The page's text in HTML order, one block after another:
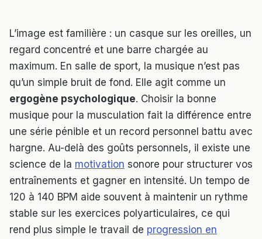
L’image est familière : un casque sur les oreilles, un
regard concentré et une barre chargée au
maximum. En salle de sport, la musique n’est pas
qu’un simple bruit de fond. Elle agit comme un
ergogène psychologique. Choisir la bonne
musique pour la musculation fait la différence entre
une série pénible et un record personnel battu avec
hargne. Au-delà des goûts personnels, il existe une
science de la motivation sonore pour structurer vos
entraînements et gagner en intensité. Un tempo de
120 à 140 BPM aide souvent à maintenir un rythme
stable sur les exercices polyarticulaires, ce qui
rend plus simple le travail de progression en